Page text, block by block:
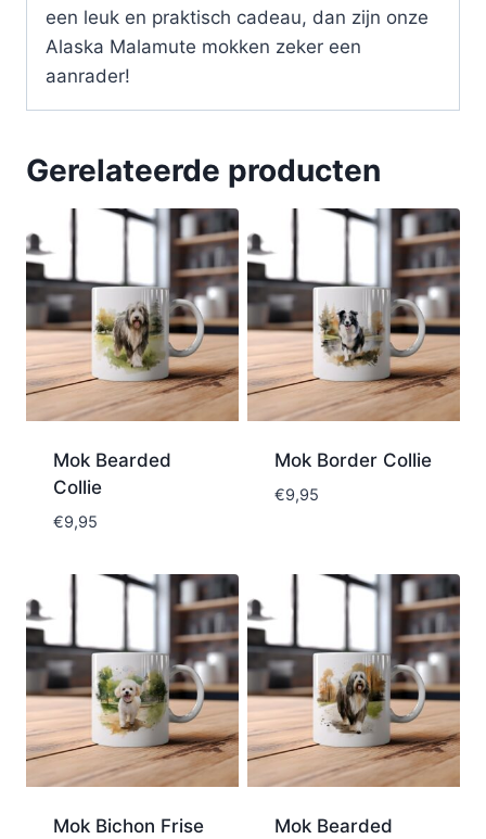
een leuk en praktisch cadeau, dan zijn onze
Alaska Malamute mokken zeker een
aanrader!
Gerelateerde producten
Mok Bearded
Collie
€9,95
Mok Border Collie
€9,95
Mok Bichon Frise
Mok Bearded